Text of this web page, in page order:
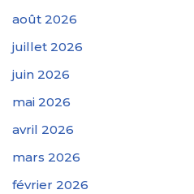
août 2026
juillet 2026
juin 2026
mai 2026
avril 2026
mars 2026
février 2026